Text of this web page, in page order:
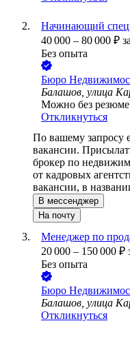
Начинающий
40 000 – 80 000 ₽
Без опыта
Бюро
Балашов, улица
Можно без резюме
Откликнуться
По вашему запросу
вакансии.
брокер по
от кадровых
вакансии, в
В мессенджер
На почту
Менеджер по
20 000 – 150 000 ₽
Без опыта
Бюро
Балашов, улица
Откликнуться